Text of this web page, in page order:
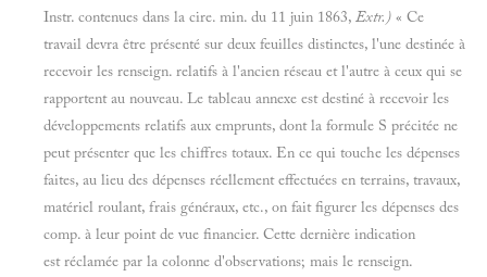
Instr. contenues dans la cire. min. du 11 juin 1863, Extr.) « Ce
travail devra être présenté sur deux feuilles distinctes, l'une destinée à
recevoir les renseign. relatifs à l'ancien réseau et l'autre à ceux qui se
rapportent au nouveau. Le tableau annexe est destiné à recevoir les
développements relatifs aux emprunts, dont la formule S précitée ne
peut présenter que les chiffres totaux. En ce qui touche les dépenses
faites, au lieu des dépenses réellement effectuées en terrains, travaux,
matériel roulant, frais généraux, etc., on fait figurer les dépenses des
comp. à leur point de vue financier. Cette dernière indication
est réclamée par la colonne d'observations; mais le renseign.